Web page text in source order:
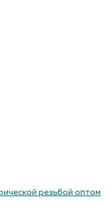
резьбой оптом